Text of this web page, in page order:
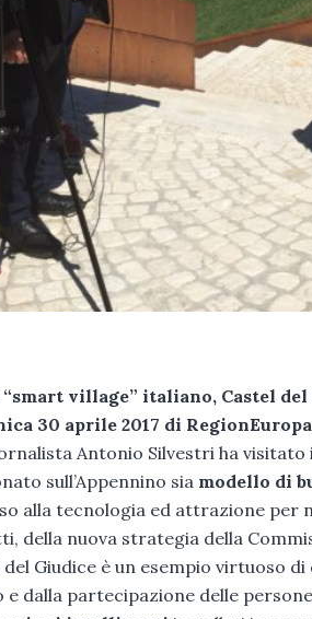
“smart village” italiano, Castel
30 aprile 2017 di RegionEuropa
Antonio Silvestri ha
sull’Appennino sia modello di
alla tecnologia ed attrazione per
della nuova strategia della
Giudice è un esempio virtuoso di
partecipazione delle